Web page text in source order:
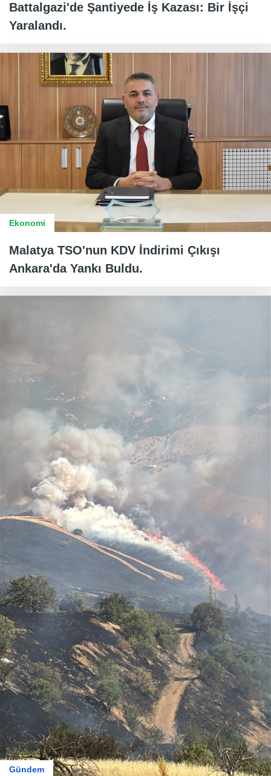
Battalgazi'de Şantiyede İş Kazası: Bir İşçi
Yaralandı.
Ekonomi
Malatya TSO'nun KDV İndirimi Çıkışı
Ankara'da Yankı Buldu.
Gündem